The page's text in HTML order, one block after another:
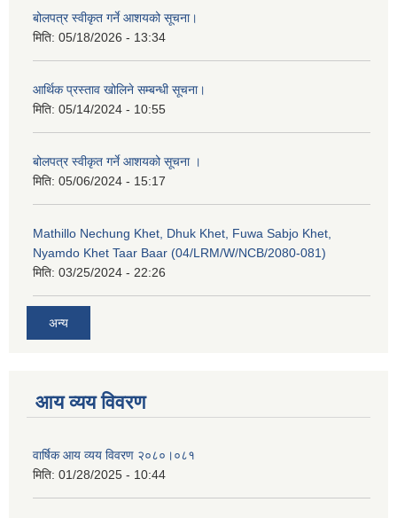
बोलपत्र स्वीकृत गर्ने आशयको सूचना।
मिति: 05/18/2026 - 13:34
आर्थिक प्रस्ताव खोलिने सम्बन्धी सूचना।
मिति: 05/14/2024 - 10:55
बोलपत्र स्वीकृत गर्ने आशयको सूचना ।
मिति: 05/06/2024 - 15:17
Mathillo Nechung Khet, Dhuk Khet, Fuwa Sabjo Khet,
Nyamdo Khet Taar Baar (04/LRM/W/NCB/2080-081)
मिति: 03/25/2024 - 22:26
अन्य
आय व्यय विवरण
वार्षिक आय व्यय विवरण २०८०।०८१
मिति: 01/28/2025 - 10:44